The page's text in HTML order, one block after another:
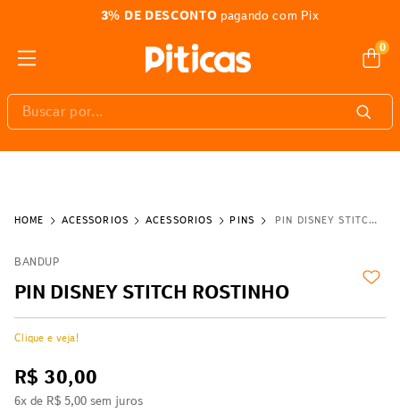
3% DE DESCONTO pagando com Pix
0
Buscar por...
ACESSÓRIOS ACESSÓRIOS PINS PIN DISNEY STITCH ROSTINHO
BANDUP
PIN DISNEY STITCH ROSTINHO
Clique e veja!
R$ 30,00
6x de R$ 5,00 sem juros